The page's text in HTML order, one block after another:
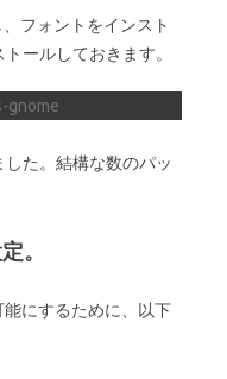
フォントをインスト
ールしておきます。
gnome
た。結構な数のパッ
。
にするために、以下